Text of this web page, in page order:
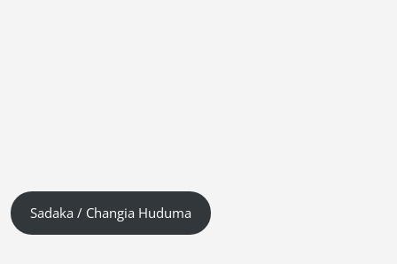
Sadaka / Changia Huduma